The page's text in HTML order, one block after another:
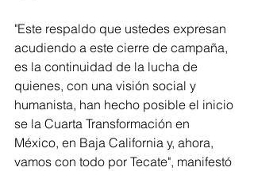
"Este respaldo que ustedes expresan
acudiendo a este cierre de campaña,
es la continuidad de la lucha de
quienes, con una visión social y
humanista, han hecho posible el inicio
se la Cuarta Transformación en
México, en Baja California y, ahora,
vamos con todo por Tecate", manifestó